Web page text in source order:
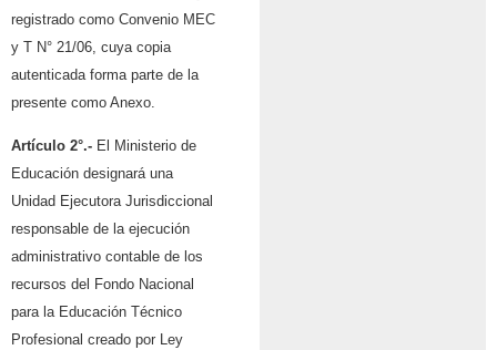
registrado como Convenio MEC
y T N° 21/06, cuya copia
autenticada forma parte de la
presente como Anexo.
Artículo 2°.- El Ministerio de
Educación designará una
Unidad Ejecutora Jurisdiccional
responsable de la ejecución
administrativo contable de los
recursos del Fondo Nacional
para la Educación Técnico
Profesional creado por Ley